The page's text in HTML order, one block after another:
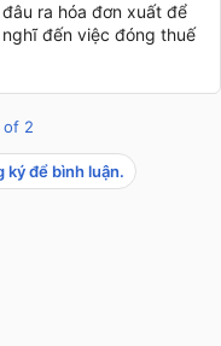
ra hóa đơn xuất để
đến việc đóng thuế
of 2
ký để bình luận.